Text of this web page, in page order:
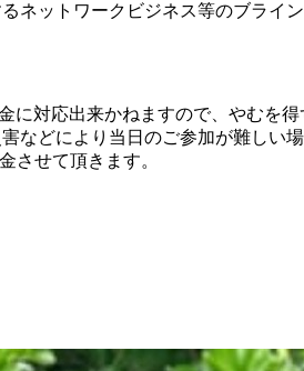
ネットワークビジネス等のブライ
対応出来かねますので、やむを
などにより当日のご参加が難しい
させて頂きます。